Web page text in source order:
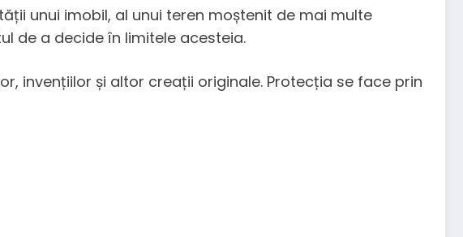
unui imobil, al unui teren moștenit de mai multe
de a decide în limitele acesteia.
invențiilor și altor creații originale. Protecția se face prin